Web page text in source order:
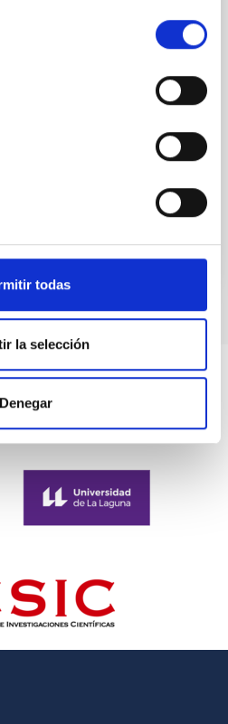
todas
la selección
Denegar
de Canarias y la
Madrid
en Humanidades y